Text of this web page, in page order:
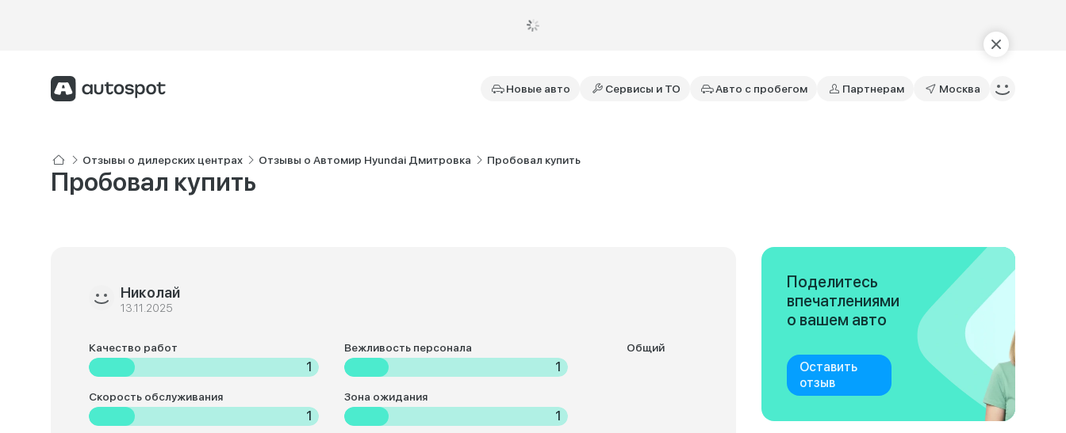
Новые авто Сервисы и ТО Авто с пробегом Партнерам Москва
Отзывы о дилерских центрах Отзывы о Автомир Hyundai Дмитровка Пробовал купить
Пробовал купить
Николай
13.11.2025
Качество работ
1
Вежливость персонала
1
Скорость обслуживания
1
Зона ожидания
1
Общий
Поделитесь
впечатлениями
о вашем авто
Оставить
отзыв